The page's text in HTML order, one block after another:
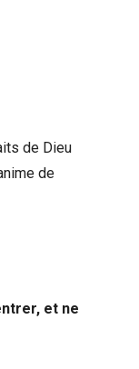
de Dieu
de
et ne